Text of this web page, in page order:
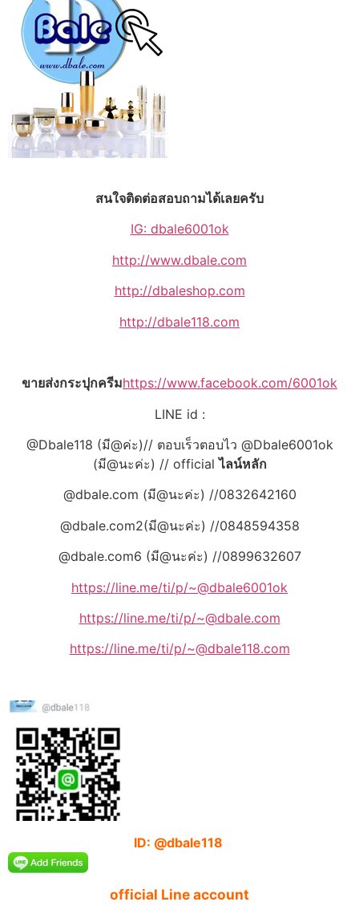
สนใจติดต่อสอบถามได้เลยครับ
IG: dbale6001ok
http://www.dbale.com
http://dbaleshop.com
http://dbale118.com
ขายส่งกระปุกครีมhttps://www.facebook.com/6001ok
LINE id :
@Dbale118 (มี@ค่ะ)// ตอบเร็วตอบไว @Dbale6001ok
(มี@นะค่ะ) // officialไลน์หลัก
@dbale.com (มี@นะค่ะ) //0832642160
@dbale.com2(มี@นะค่ะ) //0848594358
@dbale.com6 (มี@นะค่ะ) //0899632607
https://line.me/ti/p/~@dbale6001ok
https://line.me/ti/p/~@dbale.com
https://line.me/ti/p/~@dbale118.com
ID: @dbale118
official Line account